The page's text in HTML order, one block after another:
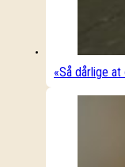
«Så dårlige